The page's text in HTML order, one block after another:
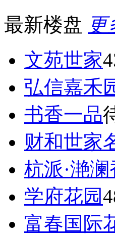
最新楼盘
文苑世家
弘信嘉禾
书香一品
财和世家
杭派·滟澜
学府花园
富春国际